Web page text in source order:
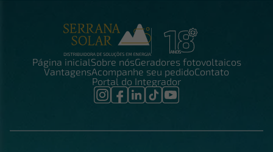
Página inicialSobre nósGeradores fotovoltaicos
VantagensAcompanhe seu pedidoContato
Portal do Integrador